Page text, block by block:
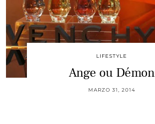
LIFESTYLE
Ange ou Démon
MARZO 31, 2014